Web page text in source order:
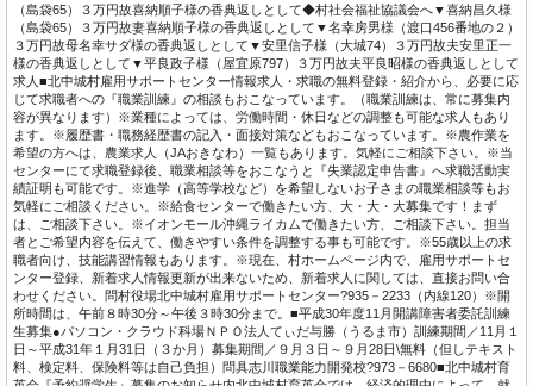
（島袋65）３万円故喜納順子様の香典返しとして◆村社会福祉協議会へ▼喜納昌久様
（島袋65）３万円故妻喜納順子様の香典返しとして▼名幸房男様（渡口456番地の２）
３万円故母名幸サダ様の香典返しとして▼安里信子様（大城74）３万円故夫安里正一
様の香典返しとして▼平良政子様（屋宜原797）３万円故夫平良昭様の香典返しとして
求人■北中城村雇用サポートセンター情報求人・求職の無料登録・紹介から、必要に応
じて求職者への『職業訓練』の相談もおこなっています。（職業訓練は、常に募集内
容が異なります）※業種によっては、労働時間・休日などの調整も可能な求人もあり
ます。※履歴書・職務経歴書の記入・面接対策などもおこなっています。※農作業を
希望の方へは、農業求人（JAおきなわ）一覧もあります。気軽にご相談下さい。※当
センターにて求職登録後、職業相談等をおこなうと『失業認定申告書』へ求職活動実
績証明も可能です。※進学（高等学校など）を希望しないお子さまの職業相談等もお
気軽にご相談ください。※給食センターで働きたい方、大・大・大募集です！まず
は、ご相談下さい。※イオンモール沖縄ライカムで働きたい方、ご相談下さい。担当
者とご希望内容を伝えて、働きやすい条件を調整する事も可能です。※55歳以上の求
職者向け、技能講習情報もあります。※現在、村ホームページ内で、雇用サポートセ
ンター登録、新着求人情報更新が出来ないため、新着求人に関しては、直接お問い合
わせください。問村役場北中城村雇用サポートセンター?935－2233（内線120）※開
所時間は、午前８時30分～午後３時30分まで。■平成30年度11月開講障害者委託訓練
生募集●パソコン・クラウド科場ＮＰＯ法人てぃだ与勝（うるま市）訓練期間／11月１
日～平成31年１月31日（３か月）募集期間／９月３日～９月28日\無料（但しテキスト
料、検定料、保険料等は自己負担）問具志川職業能力開発校?973－6680■北中城村育